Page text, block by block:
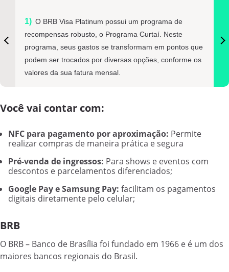
O BRB Visa Platinum possui um programa de
recompensas robusto, o Programa Curtaí. Neste
programa, seus gastos se transformam em pontos que
podem ser trocados por diversas opções, conforme os
valores da sua fatura mensal.
Você vai contar com:
NFC para pagamento por aproximação: Permite
realizar compras de maneira prática e segura
Pré-venda de ingressos: Para shows e eventos com
descontos e parcelamentos diferenciados;
Google Pay e Samsung Pay: facilitam os pagamentos
digitais diretamente pelo celular;
BRB
O BRB – Banco de Brasília foi fundado em 1966 e é um dos
maiores bancos regionais do Brasil.